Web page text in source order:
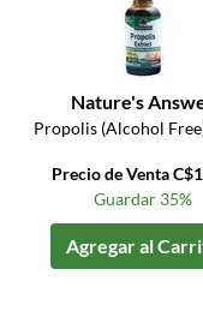
Nature's
Propolis (Alcohol
Precio de Venta
Guardar 35%
Agregar al